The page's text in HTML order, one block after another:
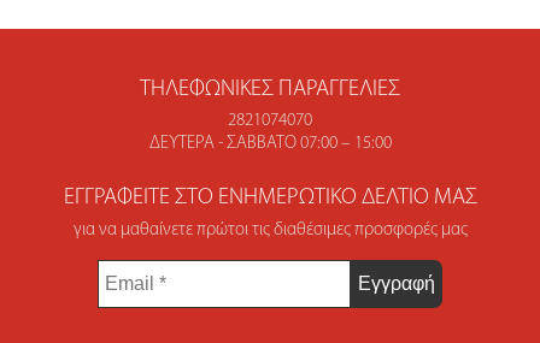
ΤΗΛΕΦΩΝΙΚΈΣ ΠΑΡΑΓΓΕΛΊΕΣ
2821074070
ΔΕΥΤΈΡΑ - ΣΆΒΒΑΤΟ 07:00 – 15:00
ΕΓΓΡΑΦΕΊΤΕ ΣΤΟ ΕΝΗΜΕΡΩΤΙΚΌ ΔΕΛΤΊΟ ΜΑΣ
για να μαθαίνετε πρώτοι τις διαθέσιμες προσφορές μας
Email